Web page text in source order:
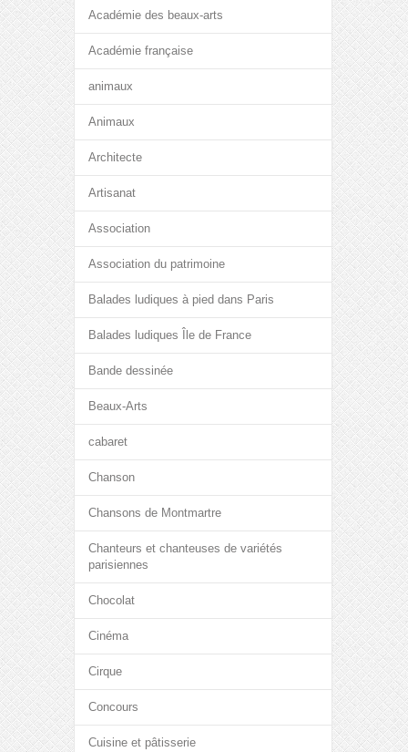
Académie des beaux-arts
Académie française
animaux
Animaux
Architecte
Artisanat
Association
Association du patrimoine
Balades ludiques à pied dans Paris
Balades ludiques Île de France
Bande dessinée
Beaux-Arts
cabaret
Chanson
Chansons de Montmartre
Chanteurs et chanteuses de variétés
parisiennes
Chocolat
Cinéma
Cirque
Concours
Cuisine et pâtisserie